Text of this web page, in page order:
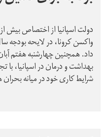
دولت اسپانیا از اختصاص بیش
داد. همچنین چهارشنبه هفتم
بهداشت و درمان در اسپانیا، با
شرایط کاری خود در میانه بحران